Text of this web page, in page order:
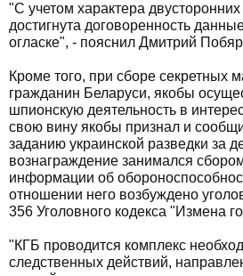
"С учетом характера
достигнута договоренность
огласке", - пояснил Дмитрий
Кроме того, при сборе секретных
гражданин Беларуси, якобы
шпионскую деятельность в
свою вину якобы признал и
заданию украинской разведки за
вознаграждение занимался
информации об
отношении него возбуждено
356 Уголовного кодекса "Измена
"КГБ проводится комплекс
следственных действий,